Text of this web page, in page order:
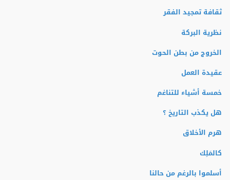
ثقافة تمجيد الفقر
نظرية البركة
الخروج من بطن الحوت
عقيدة العمل
خمسة أشياء للتناغم
هل يكذب التاريخ ؟
هرم الأخلاق
كالمَلِك
أسلموا بالرغم من حالنا